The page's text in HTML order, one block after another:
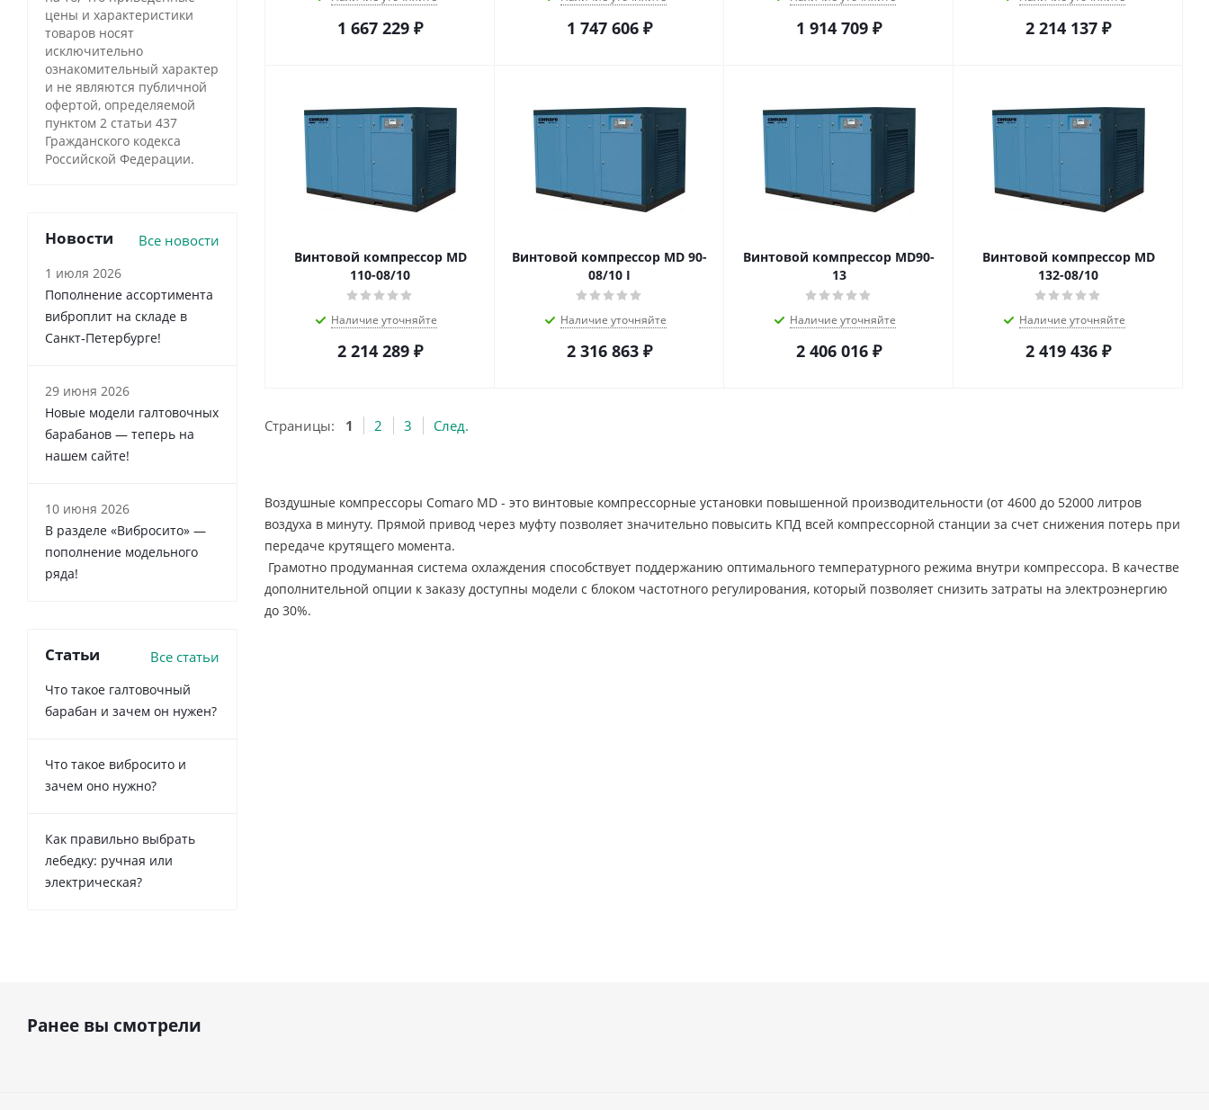
1 667 229 ₽ 1 747 606 ₽ 1 914 709 ₽ 2 214 137 ₽
Винтовой компрессор MD
110-08/10
Наличие уточняйте
2 214 289 ₽
Винтовой компрессор MD 90-
08/10 I
Наличие уточняйте
2 316 863 ₽
Винтовой компрессор MD90-
13
Наличие уточняйте
2 406 016 ₽
Винтовой компрессор MD
132-08/10
Наличие уточняйте
2 419 436 ₽
Страницы: 1 2 3 След.
Воздушные компрессоры Comaro MD - это винтовые компрессорные установки повышенной производительности (от 4600 до 52000 литров
воздуха в минуту. Прямой привод через муфту позволяет значительно повысить КПД всей компрессорной станции за счет снижения потерь при
передаче крутящего момента.
Грамотно продуманная система охлаждения способствует поддержанию оптимального температурного режима внутри компрессора. В качестве
дополнительной опции к заказу доступны модели с блоком частотного регулирования, который позволяет снизить затраты на электроэнергию
до 30%.
цены и характеристики
товаров носят
исключительно
ознакомительный характер
и не являются публичной
офертой, определяемой
пунктом 2 статьи 437
Гражданского кодекса
Российской Федерации.
Новости Все новости
1 июля 2026
Пополнение ассортимента
виброплит на складе в
Санкт‑Петербурге!
29 июня 2026
Новые модели галтовочных
барабанов — теперь на
нашем сайте!
10 июня 2026
В разделе «Вибросито» —
пополнение модельного
ряда!
Статьи Все статьи
Что такое галтовочный
барабан и зачем он нужен?
Что такое вибросито и
зачем оно нужно?
Как правильно выбрать
лебедку: ручная или
электрическая?
Ранее вы смотрели